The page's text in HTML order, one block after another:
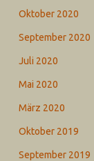
Oktober 2020
September 2020
Juli 2020
Mai 2020
März 2020
Oktober 2019
September 2019